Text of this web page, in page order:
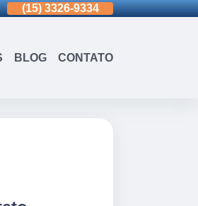
(15) 3326-9334 (15)99109-
BLOG CONTATO